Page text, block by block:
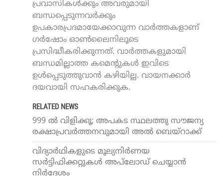
പ്രവാസികൾക്കും അവരുമായി
ബന്ധപ്പെടുന്നവർക്കും
ഉപകാരപ്രദമായേക്കാവുന്ന വാർത്തകളാണ്
ഗർഷോം ഓൺലൈനിലൂടെ
പ്രസിദ്ധീകരിക്കുന്നത്. വാർത്തകളുമായി
ബന്ധമില്ലാത്ത കമെന്റുകൾ ഇവിടെ
ഉൾപ്പെടുത്തുവാൻ കഴിയില്ല. വായനക്കാർ
ദയവായി സഹകരിക്കുക.
RELATED NEWS
999 ൽ വിളിക്കൂ; അപകട സ്ഥലത്തു സൗജന്യ
രക്ഷാപ്രവർത്തനവുമായി അല്‍ ബെയ്‌റാക്ക്
വിദ്യാര്‍ഥികളുടെ മൂല്യനിര്‍ണയ
സര്‍ട്ടിഫിക്കറ്റുകള്‍ അപ്‌ലോഡ് ചെയ്യാന്‍
നിര്‍ദേശം